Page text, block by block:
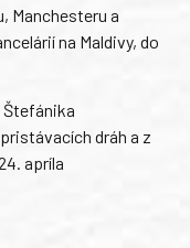
Manchesteru a
na Maldivy, do
Štefánika
dráh a z
apríla